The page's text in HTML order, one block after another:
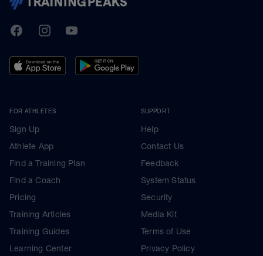
TrainingPeaks
FacebookInstagramYoutube
FOR ATHLETES
Sign Up
Athlete App
Find a Training Plan
Find a Coach
Pricing
Training Articles
Training Guides
Learning Center
SUPPORT
Help
Contact Us
Feedback
System Status
Security
Media Kit
Terms of Use
Privacy Policy